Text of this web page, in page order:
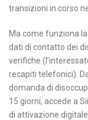
transizioni in corso
Ma come funziona
dati di contatto dei
verifiche
recapiti telefonici).
domanda di
15 giorni, accede a
di attivazione